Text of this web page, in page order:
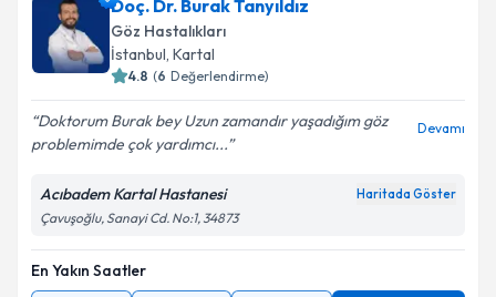
Doç. Dr. Burak Tanyıldız
Göz Hastalıkları
İstanbul, Kartal
4.8 (6 Değerlendirme)
Doktorum Burak bey Uzun zamandır yaşadığım göz
problemimde çok yardımcı...
Devamı
Acıbadem Kartal Hastanesi Haritada Göster
Çavuşoğlu, Sanayi Cd. No:1, 34873
En Yakın Saatler